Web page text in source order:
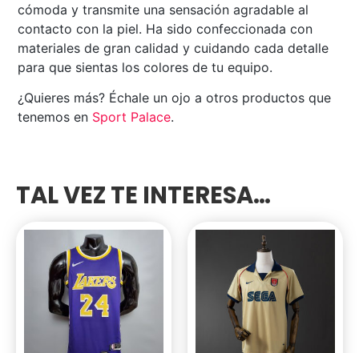
cómoda y transmite una sensación agradable al
contacto con la piel. Ha sido confeccionada con
materiales de gran calidad y cuidando cada detalle
para que sientas los colores de tu equipo.
¿Quieres más? Échale un ojo a otros productos que
tenemos en Sport Palace.
TAL VEZ TE INTERESA…